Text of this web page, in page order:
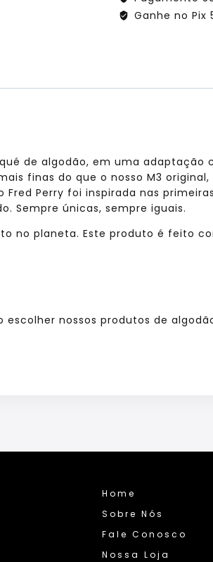
Ganhe no Pix
de algodão, em uma
finas do que o nosso M3
Perry foi inspirada nas
Sempre únicas, sempre iguais.
no planeta. Este produto é feito
nossos produtos de
Home
Sobre Nós
Fale Conosco
Nossa Loja